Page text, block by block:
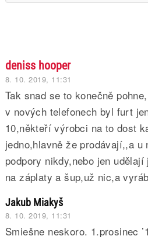
deniss hooper
8. 10. 2019, 11:31
Tak snad se to konečně
v nových telefonech byl furt
10,někteří výrobci na to dost
jedno,hlavně že prodávají,,a
podpory nikdy,nebo jen
na záplaty a šup,už nic,a
Jakub Miakyš
8. 10. 2019, 11:31
Smiešne neskoro. 1.prosinec